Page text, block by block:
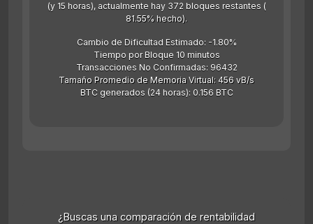
(y 15 horas), actualmente hay 372 bloques restantes (
81.55% hecho).
Cambio de Dificultad Estimado: -1.80%
Tiempo por Bloque 10 minutos
Transacciones No Confirmadas: 96432
Tamaño Promedio de Memoria Virtual: 456 vB/s
BTC generados (24 horas): 0.156 BTC
¿Buscas una comparación de rentabilidad